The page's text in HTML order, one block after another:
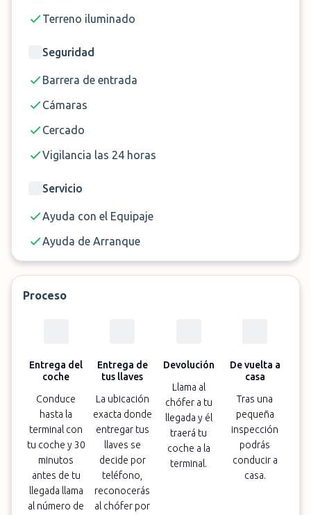
Terreno iluminado
Seguridad
Barrera de entrada
Cámaras
Cercado
Vigilancia las 24 horas
Servicio
Ayuda con el Equipaje
Ayuda de Arranque
Proceso
Entrega del
coche
Conduce
hasta la
terminal con
tu coche y 30
minutos
antes de tu
llegada llama
al número de
Entrega de
tus llaves
La ubicación
exacta donde
entregar tus
llaves se
decide por
teléfono,
reconocerás
al chófer por
Devolución
Llama al
chófer a tu
llegada y él
traerá tu
coche a la
terminal.
De vuelta a
casa
Tras una
pequeña
inspección
podrás
conducir a
casa.